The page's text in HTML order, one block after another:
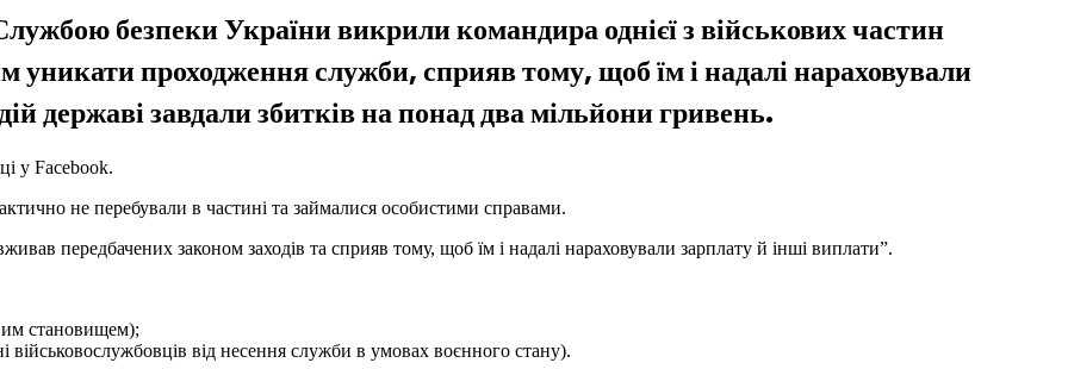
безпеки України викрили командира однієї з військових частин
уникати проходження служби, сприяв тому, щоб їм і надалі нараховували
державі завдали збитків на понад два мільйони гривень.
у Facebook.
не перебували в частині та займалися особистими справами.
передбачених законом заходів та сприяв тому, щоб їм і надалі нараховували зарплату й інші виплати”.
становищем);
від несення служби в умовах воєнного стану).